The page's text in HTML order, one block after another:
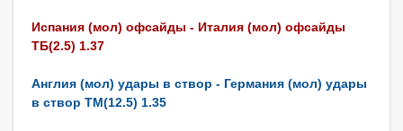
Испания (мол) офсайды - Италия (мол) офсайды
ТБ(2.5) 1.37
Англия (мол) удары в створ - Германия (мол) удары
в створ ТМ(12.5) 1.35